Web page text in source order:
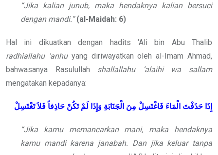
“Jika kalian junub, maka hendaknya kalian bersuci
dengan mandi.” (al-Maidah: 6)
Hal ini dikuatkan dengan hadits ‘Ali bin Abu Thalib
radhiallahu ‘anhuyang diriwayatkan oleh al-Imam Ahmad,
bahwasanya Rasulullah shallallahu ‘alaihi wa sallam
mengatakan kepadanya:
إِذَا حَذَفْتَ الْمَاءَ فَاغْتَسِلْ مِنَ الْجَنَابَةِ وَإِذَا لَمْ تَكُنْ حَاذِفاً فَلاَ تَغْتَسِلْ
“Jika kamu memancarkan mani, maka hendaknya
kamu mandi karena janabah. Dan jika keluar tanpa